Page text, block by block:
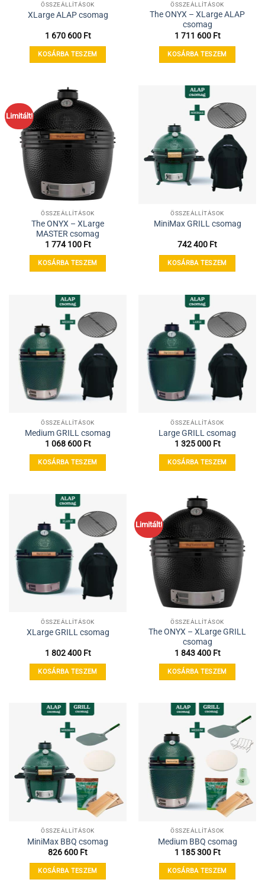
ÖSSZEÁLLÍTÁSOK
XLarge ALAP csomag
1 670 600 Ft
KOSÁRBA TESZEM
ÖSSZEÁLLÍTÁSOK
The ONYX – XLarge ALAP
csomag
1 711 600 Ft
KOSÁRBA TESZEM
Limitált!
ÖSSZEÁLLÍTÁSOK
The ONYX – XLarge
MASTER csomag
1 774 100 Ft
KOSÁRBA TESZEM
ÖSSZEÁLLÍTÁSOK
MiniMax GRILL csomag
742 400 Ft
KOSÁRBA TESZEM
ÖSSZEÁLLÍTÁSOK
Medium GRILL csomag
1 068 600 Ft
KOSÁRBA TESZEM
ÖSSZEÁLLÍTÁSOK
Large GRILL csomag
1 325 000 Ft
KOSÁRBA TESZEM
ÖSSZEÁLLÍTÁSOK
XLarge GRILL csomag
1 802 400 Ft
KOSÁRBA TESZEM
Limitált!
ÖSSZEÁLLÍTÁSOK
The ONYX – XLarge GRILL
csomag
1 843 400 Ft
KOSÁRBA TESZEM
ÖSSZEÁLLÍTÁSOK
MiniMax BBQ csomag
826 600 Ft
KOSÁRBA TESZEM
ÖSSZEÁLLÍTÁSOK
Medium BBQ csomag
1 185 300 Ft
KOSÁRBA TESZEM